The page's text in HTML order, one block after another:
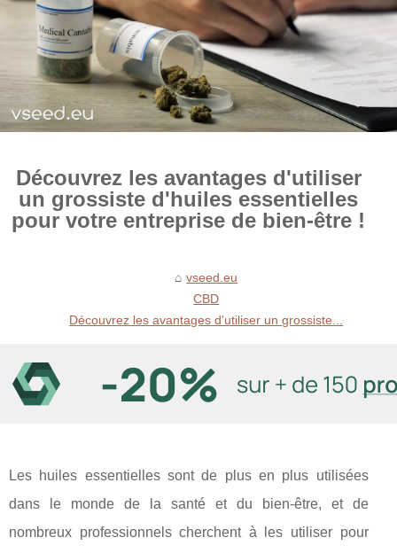
Découvrez les avantages d'utiliser
un grossiste d'huiles essentielles
pour votre entreprise de bien-être !
vseed.eu
CBD
Découvrez les avantages d'utiliser un grossiste...
Les huiles essentielles sont de plus en plus utilisées
dans le monde de la santé et du bien-être, et de
nombreux professionnels cherchent à les utiliser pour